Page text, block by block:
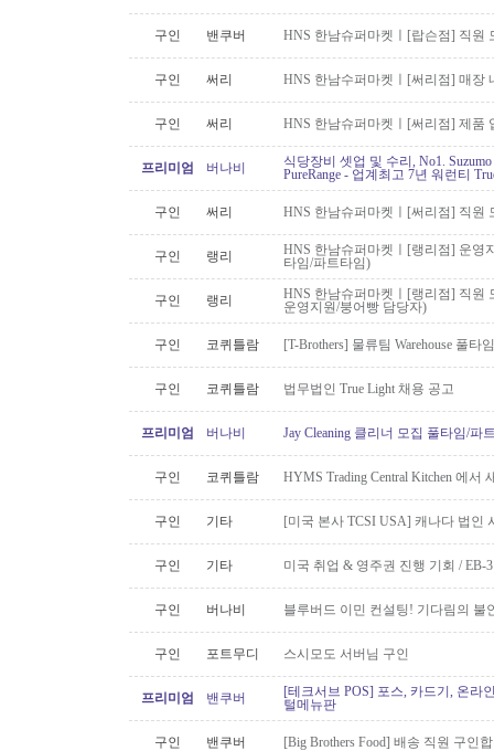
구인 밴쿠버 HNS 한남슈퍼마켓ㅣ[랍슨점] 직원
구인 써리 HNS 한남수퍼마켓ㅣ[써리점] 매장
구인 써리 HNS 한남슈퍼마켓ㅣ[써리점] 제품
프리미엄 버나비
식당장비 셋업 및 수리, No1.
PureRange - 업계최고 7년 워런티
구인 써리 HNS 한남슈퍼마켓ㅣ[써리점] 직원
구인 랭리
HNS 한남슈퍼마켓ㅣ[랭리점] 운영
타임/파트타임)
구인 랭리
HNS 한남슈퍼마켓ㅣ[랭리점] 직원
운영지원/붕어빵 담당자)
구인 코퀴틀람 [T-Brothers] 물류팀 Warehouse 풀타
구인 코퀴틀람 법무법인 True Light 채용 공고
프리미엄 버나비 Jay Cleaning 클리너 모집 풀타임/파
구인 코퀴틀람 HYMS Trading Central Kitchen 에
구인 기타 [미국 본사 TCSI USA] 캐나다 법인
구인 기타 미국 취업 & 영주권 진행 기회 / EB-
구인 버나비 블루버드 이민 컨설팅! 기다림의 불
구인 포트무디 스시모도 서버님 구인
프리미엄 밴쿠버
[테크서브 POS] 포스, 카드기, 온라
털메뉴판
구인 밴쿠버 [Big Brothers Food] 배송 직원 구인